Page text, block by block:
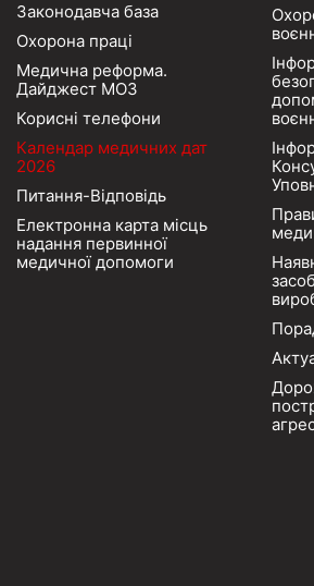
Законодавча база
Охорона праці
Медична реформа.
Дайджест МОЗ
Корисні телефони
Календар медичних дат
2026
Питання-Відповідь
Електронна карта місць
надання первинної
медичної допомоги